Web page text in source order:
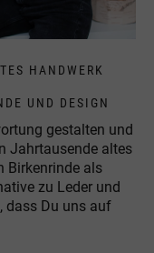
HANDWERK
UND DESIGN
gestalten und
Jahrtausende altes
Birkenrinde als
zu Leder und
dass Du uns auf